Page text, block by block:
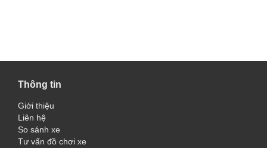
Thông tin
Giới thiệu
Liên hệ
So sánh xe
Tư vấn đồ chơi xe